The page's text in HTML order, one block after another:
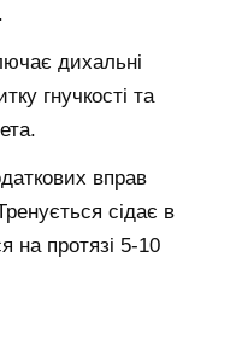
дихальні
гнучкості та
вправ
сідає в
на протязі 5-10